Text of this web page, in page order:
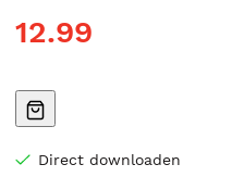
12.99
Direct downloaden